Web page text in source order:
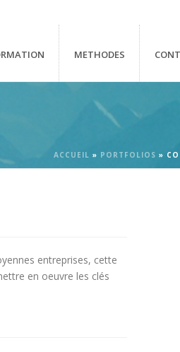
METHODES
ACCUEIL » PORTFOLIOS »
entreprises, cette
en oeuvre les clés